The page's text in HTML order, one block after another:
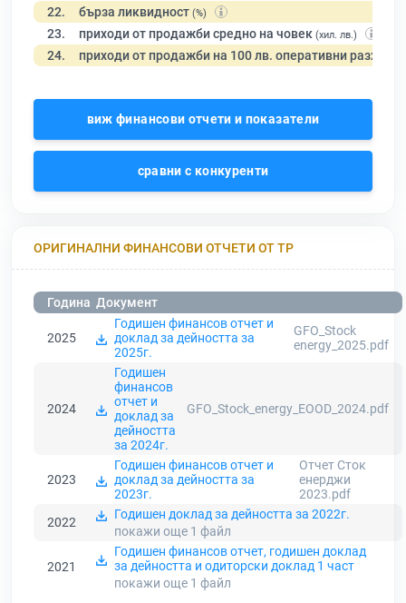
22. бърза ликвидност (%)
23. приходи от продажби средно на човек (хил. лв.)
24. приходи от продажби на 100 лв. оперативни разходи
виж финансови отчети и показатели
сравни с конкуренти
ОРИГИНАЛНИ ФИНАНСОВИ ОТЧЕТИ ОТ ТР
Година Документ
2025
Годишен финансов отчет и
доклад за дейността за
2025г.
GFO_Stock
energy_2025.pdf
2024
Годишен
финансов
отчет и
доклад за
дейността
за 2024г.
GFO_Stock_energy_EOOD_2024.pdf
2023
Годишен финансов отчет и
доклад за дейността за
2023г.
Отчет Сток
енерджи
2023.pdf
2022
Годишен доклад за дейността за 2022г.
покажи още 1 файл
2021
Годишен финансов отчет, годишен доклад
за дейността и одиторски доклад 1 част
покажи още 1 файл